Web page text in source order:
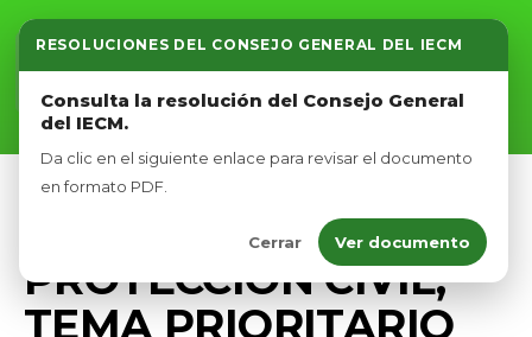
RESOLUCIONES DEL CONSEJO GENERAL DEL IECM
Consulta la resolución del Consejo General
del IECM.
Da clic en el siguiente enlace para revisar el documento
en formato PDF.
Cerrar Ver documento
Inicio
Nosotros
Afíliate
PROTECCIÓN CIVIL,
TEMA PRIORITARIO